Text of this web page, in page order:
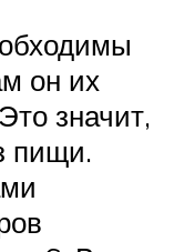
он их
значит,
пищи.